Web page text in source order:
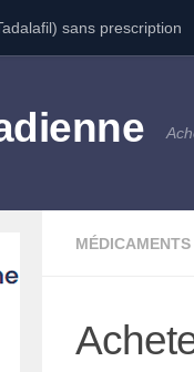
sans prescription